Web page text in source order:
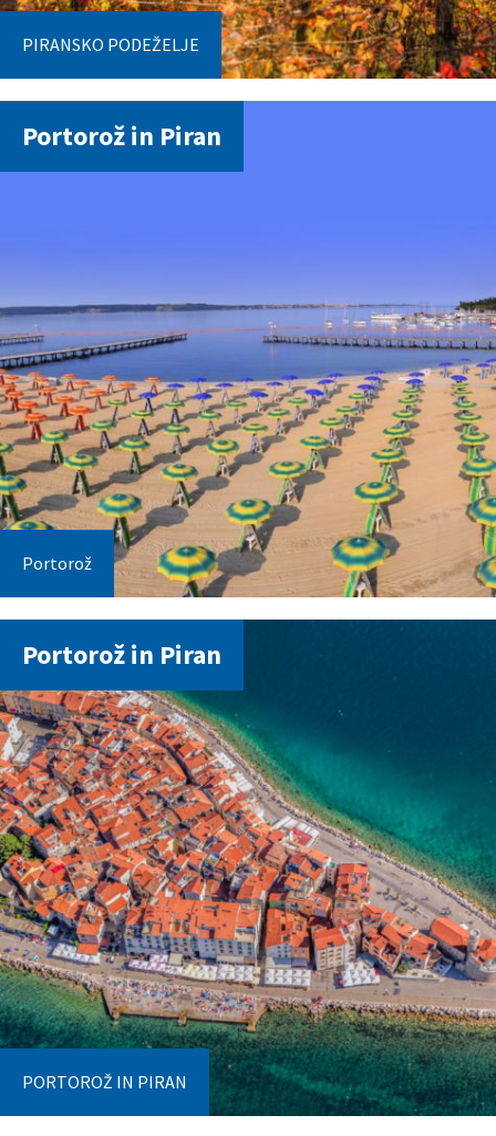
PIRANSKO PODEŽELJE
Portorož in Piran
Portorož
Portorož in Piran
PORTOROŽ IN PIRAN